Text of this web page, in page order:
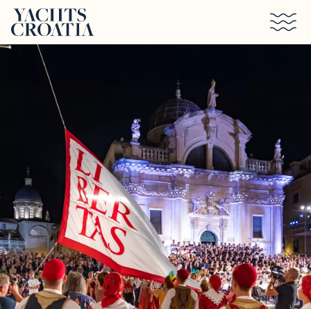
Saltar al contenido principal